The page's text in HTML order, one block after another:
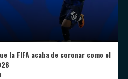
la FIFA acaba de coronar como el